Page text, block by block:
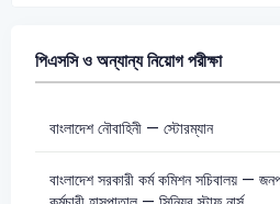
পিএসসি ও অন্যান্য নিয়োগ পরীক্ষা
বাংলাদেশ নৌবাহিনী — স্টোরম্যান
বাংলাদেশ সরকারী কর্ম কমিশন সচিবালয় —